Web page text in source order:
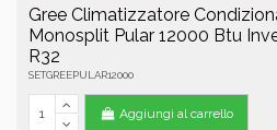
Gree Climatizzatore
Monosplit Pular 12000 Btu
R32
SETGREEPULAR12000
Aggiungi al carrello